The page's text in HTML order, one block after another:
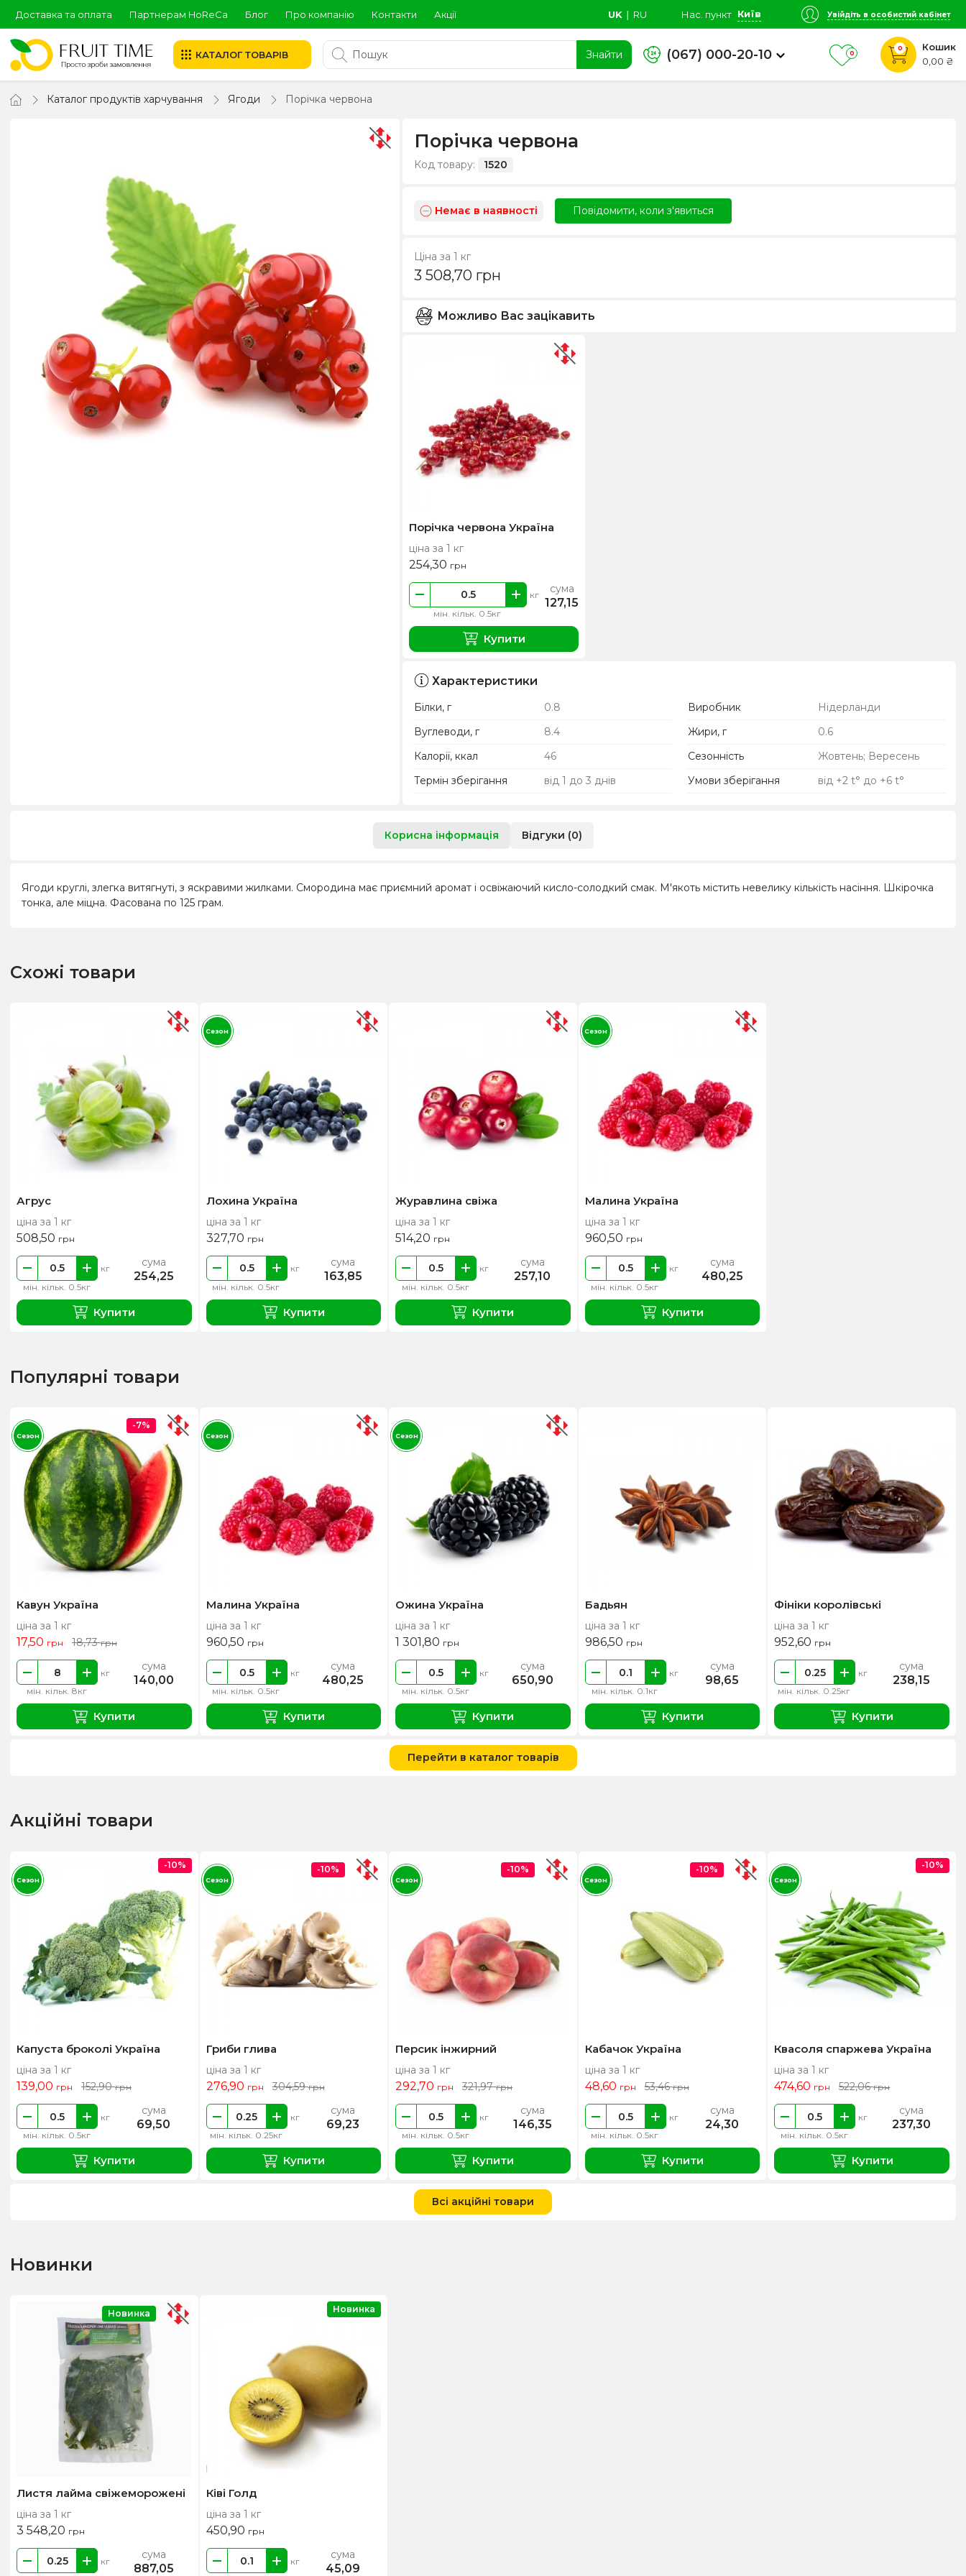
Доставка та оплата Партнерам HoReCa Блог Про компанію Контакти Акції UK ∣ RU Нас. пункт Київ Увійдіть в особистий кабінет
КАТАЛОГ ТОВАРІВ Знайти (067) 000-20-10 0
0
Кошик
0,00 ₴
Каталог продуктів харчування Ягоди Порічка червона
Порічка червона
Код товару: 1520
Немає в наявності Повідомити, коли з'явиться
Ціна за 1 кг
3 508,70 грн
Можливо Вас зацікавить
Порічка червона Україна
ціна за 1 кг
254,30 грн
мін. кільк. 0.5кг
кг сума
127,15
Купити
Характеристики
Білки, г 0.8 Виробник
Нідерланди
Вуглеводи, г
8.4 Жири, г
0.6
Калорії, ккал
46 Сезонність
Жовтень; Вересень
Термін зберігання
від 1 до 3 днів Умови зберігання від +2 t° до +6 t°
Корисна інформація Відгуки (0)
Ягоди круглі, злегка витягнуті, з яскравими жилками. Смородина має приємний аромат і освіжаючий кисло-солодкий смак. М'якоть містить невелику кількість насіння. Шкірочка
тонка, але міцна. Фасована по 125 грам.
Схожі товари
Агрус
ціна за 1 кг
508,50 грн
мін. кільк. 0.5кг
кг сума
254,25
Купити
Лохина Україна
ціна за 1 кг
327,70 грн
мін. кільк. 0.5кг
кг сума
163,85
Купити
Сезон
Журавлина свіжа
ціна за 1 кг
514,20 грн
мін. кільк. 0.5кг
кг сума
257,10
Купити
Малина Україна
ціна за 1 кг
960,50 грн
мін. кільк. 0.5кг
кг сума
480,25
Купити
Сезон
Популярні товари
Кавун Україна
ціна за 1 кг
17,50 грн 18,73грн
мін. кільк. 8кг
кг сума
140,00
Купити
-7%
Сезон
Малина Україна
ціна за 1 кг
960,50 грн
мін. кільк. 0.5кг
кг сума
480,25
Купити
Сезон
Ожина Україна
ціна за 1 кг
1 301,80 грн
мін. кільк. 0.5кг
кг сума
650,90
Купити
Сезон
Бадьян
ціна за 1 кг
986,50 грн
мін. кільк. 0.1кг
кг сума
98,65
Купити
Фініки королівські
ціна за 1 кг
952,60 грн
мін. кільк. 0.25кг
кг сума
238,15
Купити
Перейти в каталог товарів
Акційні товари
Капуста броколі Україна
ціна за 1 кг
139,00 грн 152,90грн
мін. кільк. 0.5кг
кг сума
69,50
Купити
-10%
Сезон
Гриби глива
ціна за 1 кг
276,90 грн 304,59грн
мін. кільк. 0.25кг
кг сума
69,23
Купити
-10%
Сезон
Персик інжирний
ціна за 1 кг
292,70 грн 321,97грн
мін. кільк. 0.5кг
кг сума
146,35
Купити
-10%
Сезон
Кабачок Україна
ціна за 1 кг
48,60 грн 53,46грн
мін. кільк. 0.5кг
кг сума
24,30
Купити
-10%
Сезон
Квасоля спаржева Україна
ціна за 1 кг
474,60 грн 522,06грн
мін. кільк. 0.5кг
кг сума
237,30
Купити
-10%
Сезон
Всі акційні товари
Новинки
Листя лайма свіжеморожені
ціна за 1 кг
3 548,20 грн
кг сума
887,05
Новинка
Ківі Голд
ціна за 1 кг
450,90 грн
кг сума
45,09
Новинка